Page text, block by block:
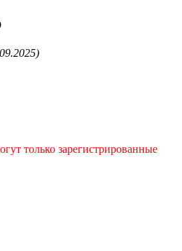
только зарегистрированные